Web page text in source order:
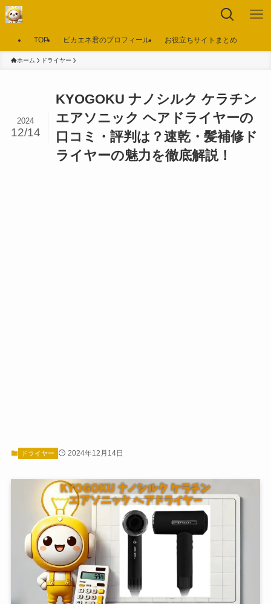
TOP ピカエネ君のプロフィール お役立ちサイトまとめ
ホーム ドライヤー
KYOGOKU ナノシルク ケラチン
エアソニック ヘアドライヤーの
口コミ・評判は？速乾・髪補修ド
ライヤーの魅力を徹底解説！
2024
12/14
ドライヤー 2024年12月14日